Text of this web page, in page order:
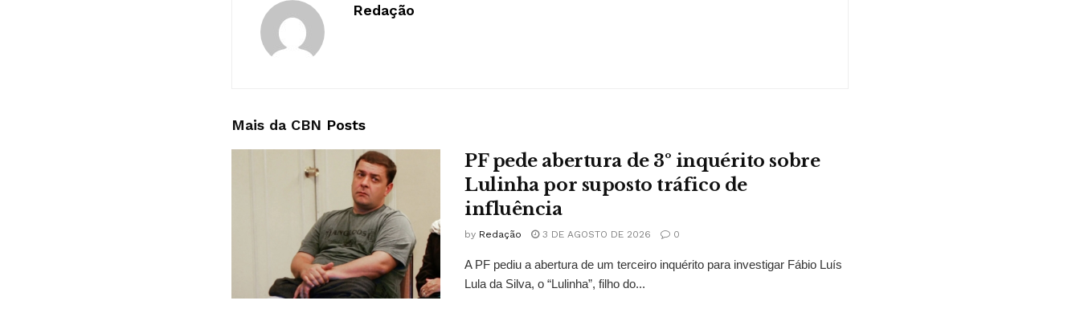
Redação
Mais da CBN Posts
PF pede abertura de 3º inquérito sobre
Lulinha por suposto tráfico de
influência
by Redação 3 DE AGOSTO DE 2026 0
A PF pediu a abertura de um terceiro inquérito para investigar Fábio Luís
Lula da Silva, o “Lulinha”, filho do...